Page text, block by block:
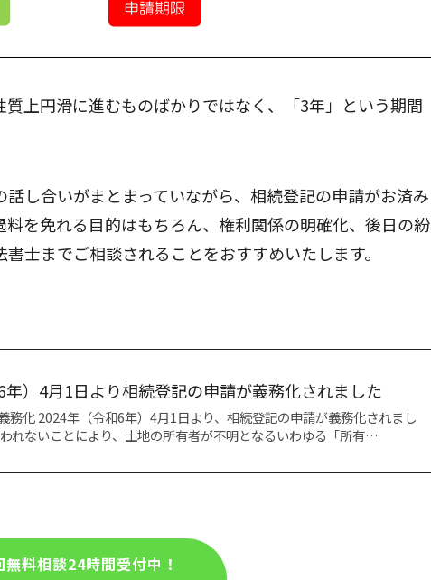
上円滑に進むものばかりではなく、「3年」という期間
し合いがまとまっていながら、相続登記の申請がお済み
を免れる目的はもちろん、権利関係の明確化、後日の紛
士までご相談されることをおすすめいたします。
年）4月1日より相続登記の申請が義務化されました
務化 2024年（令和6年）4月1日より、相続登記の申請が義務化されまし
れないことにより、土地の所有者が不明となるいわゆる「所有…
無料相談24時間受付中！